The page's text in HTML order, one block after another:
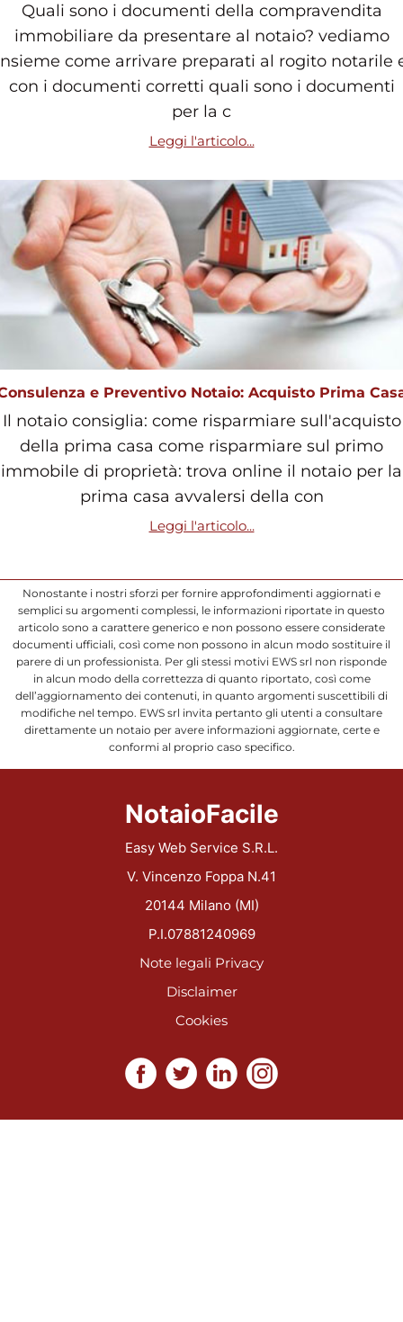
Quali sono i documenti della compravendita
immobiliare da presentare al notaio? vediamo
come arrivare preparati al rogito notarile
con i documenti corretti quali sono i documenti
per la c
Leggi l'articolo...
e Preventivo Notaio: Acquisto Prima
Il notaio consiglia: come risparmiare sull'acquisto
della prima casa come risparmiare sul primo
immobile di proprietà: trova online il notaio per la
prima casa avvalersi della con
Leggi l'articolo...
Nonostante i nostri sforzi per fornire approfondimenti aggiornati e
semplici su argomenti complessi, le informazioni riportate in questo
articolo sono a carattere generico e non possono essere considerate
documenti ufficiali, così come non possono in alcun modo sostituire il
parere di un professionista. Per gli stessi motivi EWS srl non risponde
in alcun modo della correttezza di quanto riportato, così come
dell’aggiornamento dei contenuti, in quanto argomenti suscettibili di
modifiche nel tempo. EWS srl invita pertanto gli utenti a consultare
direttamente un notaio per avere informazioni aggiornate, certe e
conformi al proprio caso specifico.
NotaioFacile
Easy Web Service S.R.L.
V. Vincenzo Foppa N.41
20144 Milano (MI)
P.I.07881240969
Note legali Privacy
Disclaimer
Cookies